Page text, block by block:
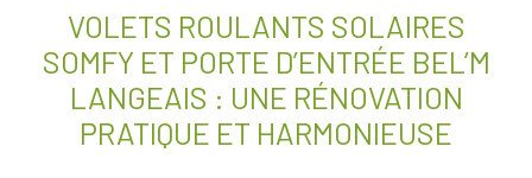
VOLETS ROULANTS SOLAIRES
SOMFY ET PORTE D’ENTRÉE BEL’M
LANGEAIS : UNE RÉNOVATION
PRATIQUE ET HARMONIEUSE